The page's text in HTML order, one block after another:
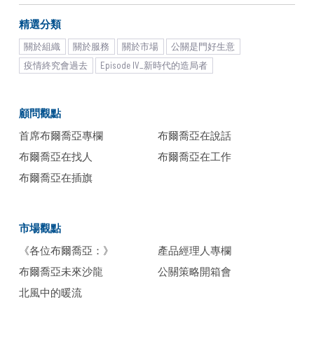
shares similar preferences and behaviors, making
demographic trends more consistent. One distinctive
feature of the Japanese market is how trends emerge
and spread. Unlike North America, where urban areas
are predominantly initiated in Tokyo and then ripple out
across the country. This makes Japan a market where
achieving success in Tokyo can pave the way for
nationwide growth.​
頁
頁 ›
精選分類
關於組織 關於服務 關於市場
公關是門好生意
疫情終究會過去
Episode IV_新時代的造局者
顧問觀點
首席布爾喬亞專欄
布爾喬亞在說話
布爾喬亞在找人
布爾喬亞在工作
布爾喬亞在插旗
市場觀點
《各位布爾喬亞：》
產品經理人專欄
布爾喬亞未來沙龍
公關策略開箱會
北風中的暖流